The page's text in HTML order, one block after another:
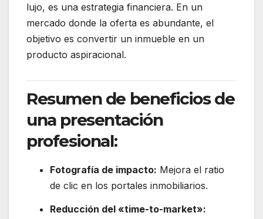
lujo, es una estrategia financiera. En un
mercado donde la oferta es abundante, el
objetivo es convertir un inmueble en un
producto aspiracional.
Resumen de beneficios de
una presentación
profesional:
Fotografía de impacto: Mejora el ratio
de clic en los portales inmobiliarios.
Reducción del «time-to-market»: